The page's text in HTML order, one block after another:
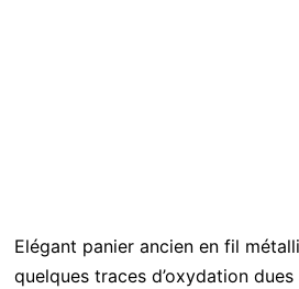
Elégant panier ancien en fil
quelques traces d’oxydation dues